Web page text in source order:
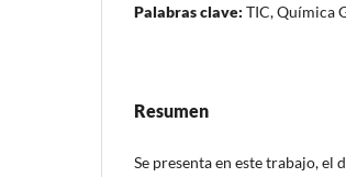
Palabras clave: TIC, Química
Resumen
Se presenta en este trabajo,